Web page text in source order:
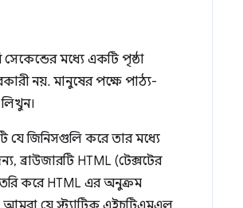
মধ্যে একটি পৃষ্ঠা
নয়. মানুষের পক্ষে পাঠ্য-
জিনিসগুলি করে তার মধ্যে
HTML (টেক্সটের
করে HTML এর অনুক্রম